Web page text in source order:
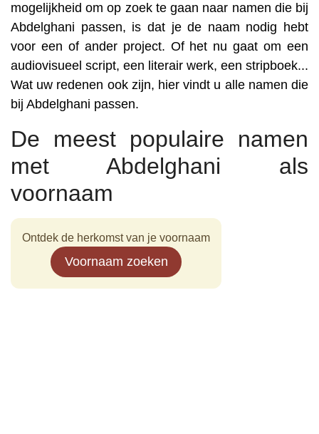
mogelijkheid om op zoek te gaan naar namen die bij
Abdelghani passen, is dat je de naam nodig hebt
voor een of ander project. Of het nu gaat om een
audiovisueel script, een literair werk, een stripboek...
Wat uw redenen ook zijn, hier vindt u alle namen die
bij Abdelghani passen.
De meest populaire namen
met Abdelghani als
voornaam
Ontdek de herkomst van je voornaam
Voornaam zoeken